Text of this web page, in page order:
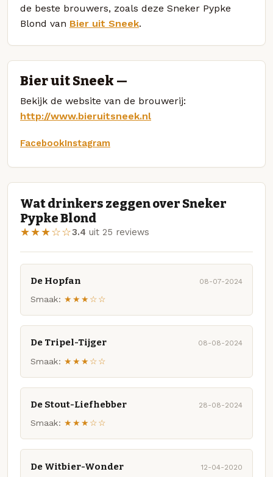
de beste brouwers, zoals deze Sneker Pypke
Blond van Bier uit Sneek.
Bier uit Sneek —
Bekijk de website van de brouwerij:
http://www.bieruitsneek.nl
FacebookInstagram
Wat drinkers zeggen over Sneker
Pypke Blond
★★★☆☆3.4 uit 25 reviews
De Hopfan 08-07-2024
Smaak: ★★★☆☆
De Tripel-Tijger 08-08-2024
Smaak: ★★★☆☆
De Stout-Liefhebber 28-08-2024
Smaak: ★★★☆☆
De Witbier-Wonder 12-04-2020